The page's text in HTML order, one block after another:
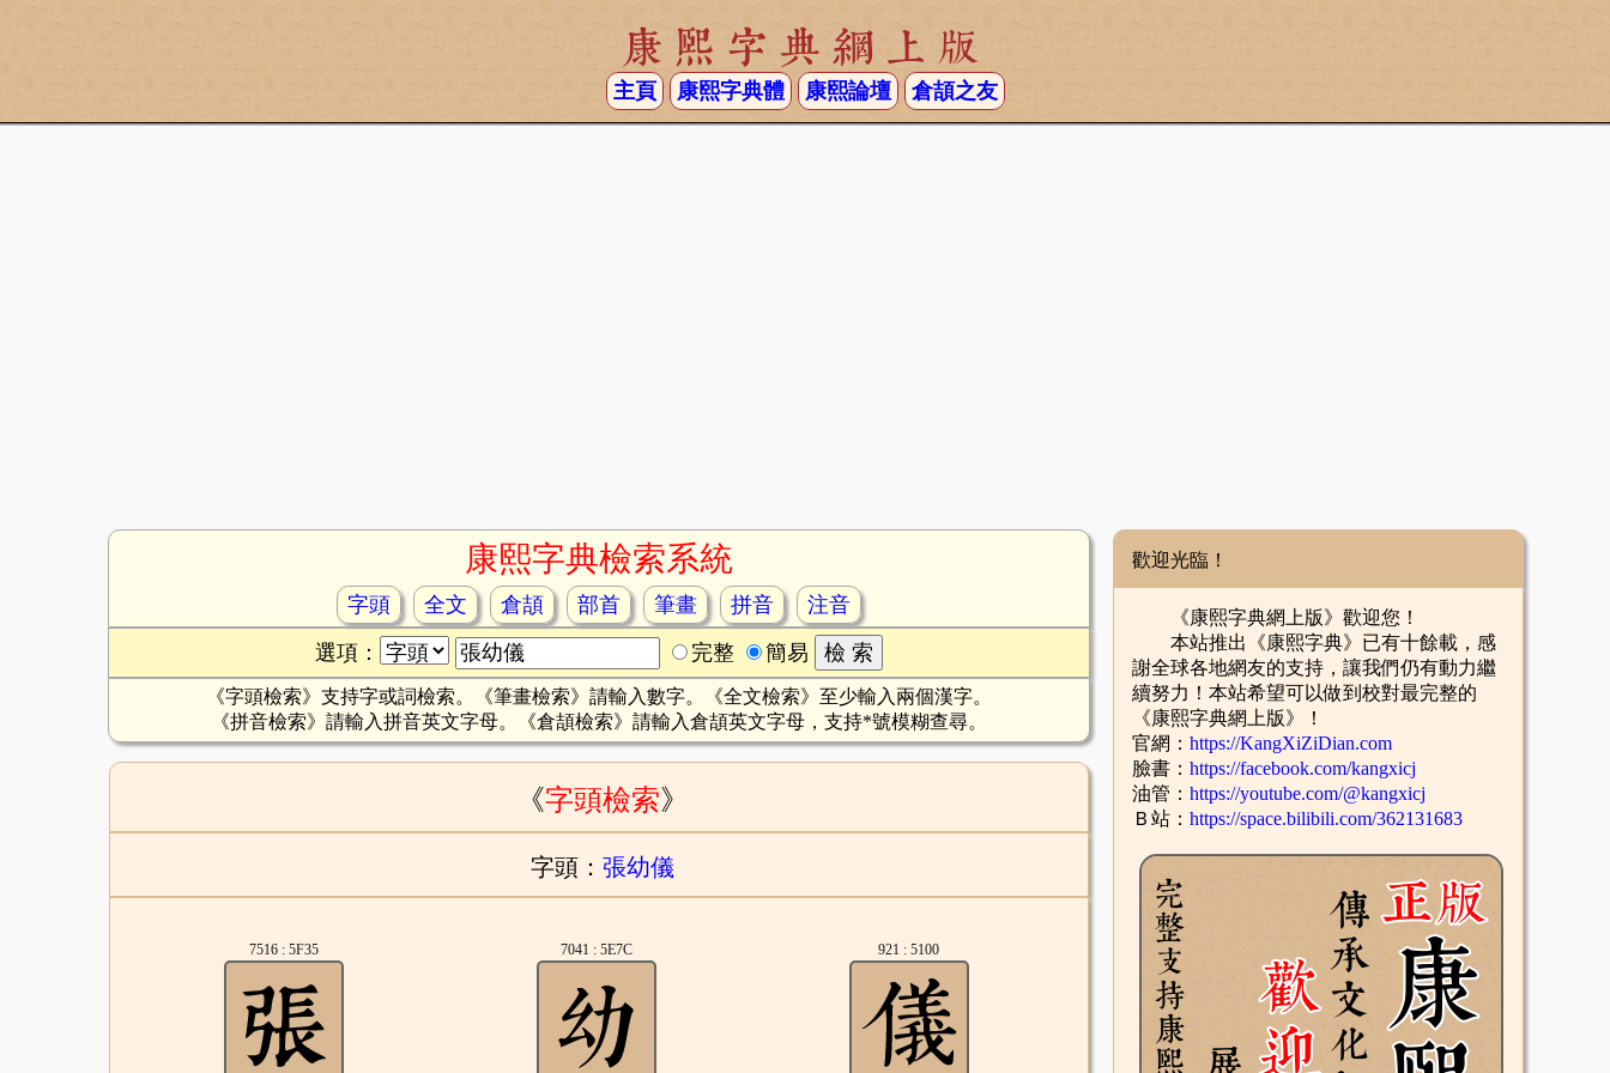
康熙字典網上版
主頁 康熙字典體 康熙論壇 倉頡之友
康熙字典檢索系統
字頭 全文 倉頡 部首 筆畫 拼音
注音
選項：
完整 簡易
《字頭檢索》支持字或詞檢索。《筆畫檢索》請輸入數字。《全文檢索》至少輸入兩個漢字。
《拼音檢索》請輸入拼音英文字母。《倉頡檢索》請輸入倉頡英文字母，支持*號模糊查尋。
《字頭檢索》
字頭： 張幼儀
7516 : 5F35 7041 : 5E7C 921 : 5100
歡迎光臨！
《康熙字典網上版》歡迎您！
本站推出《康熙字典》已有十餘載，感
謝全球各地網友的支持，讓我們仍有動力繼
續努力！本站希望可以做到校對最完整的
《康熙字典網上版》！
官網： https://KangXiZiDian.com
臉書： https://facebook.com/kangxicj
油管： https://youtube.com/@kangxicj
Ｂ站： https://space.bilibili.com/362131683